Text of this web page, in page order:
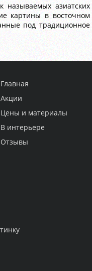
азиатских
картины в восточном
под традиционное
Главная
Акции
Цены и материалы
В интерьере
Отзывы